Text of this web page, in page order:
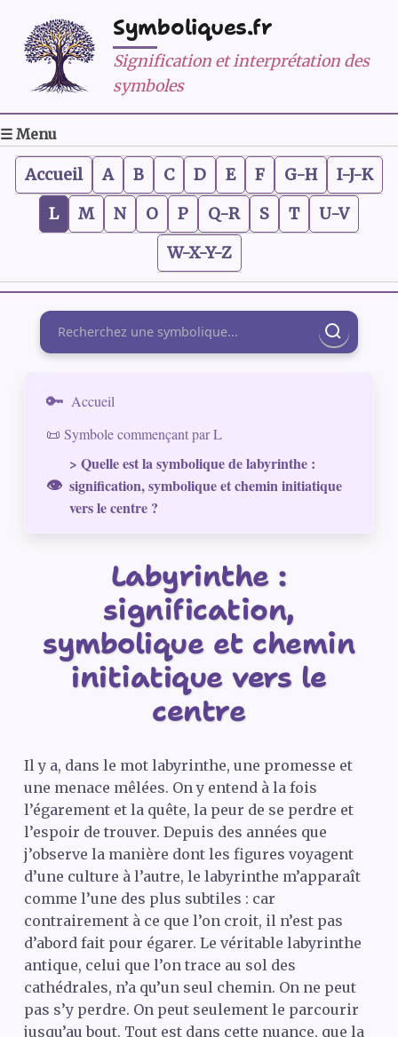
Symboliques.fr
Signification et interprétation des
symboles
☰ Menu
Accueil A B C D E F G-H
I-J-K
L
M N O P Q-R S T
U-V
W-X-Y-Z
Rechercher
Accueil
📜 Symbole commençant par L
> Quelle est la symbolique de labyrinthe :
signification, symbolique et chemin initiatique
vers le centre ?
Labyrinthe :
signification,
symbolique et chemin
initiatique vers le
centre
Il y a, dans le mot labyrinthe, une promesse et
une menace mêlées. On y entend à la fois
l’égarement et la quête, la peur de se perdre et
l’espoir de trouver. Depuis des années que
j’observe la manière dont les figures voyagent
d’une culture à l’autre, le labyrinthe m’apparaît
comme l’une des plus subtiles : car
contrairement à ce que l’on croit, il n’est pas
d’abord fait pour égarer. Le véritable labyrinthe
antique, celui que l’on trace au sol des
cathédrales, n’a qu’un seul chemin. On ne peut
pas s’y perdre. On peut seulement le parcourir
jusqu’au bout. Tout est dans cette nuance, que la